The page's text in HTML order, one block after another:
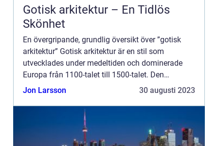
Gotisk arkitektur – En Tidlös
Skönhet
En övergripande, grundlig översikt över ”gotisk
arkitektur” Gotisk arkitektur är en stil som
utvecklades under medeltiden och dominerade
Europa från 1100-talet till 1500-talet. Den
kännetecknas av stora katedraler och kyrkor med
Jon Larsson 30 augusti 2023